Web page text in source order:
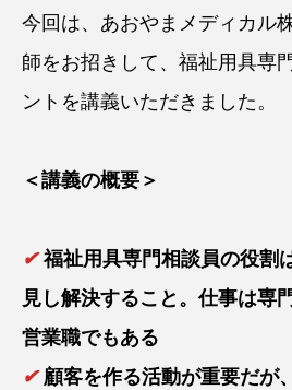
今回は、あおやまメディカル
師をお招きして、福祉用具専
ントを講義いただきました。
＜講義の概要＞
✔福祉用具専門相談員の役割
見し解決すること。仕事は専
営業職でもある
✔顧客を作る活動が重要だが